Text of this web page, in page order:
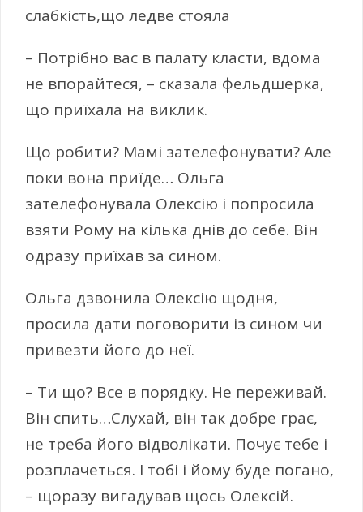
слабкість,що ледве стояла
– Потрібно вас в палату класти, вдома
не впорайтеся, – сказала фельдшерка,
що приїхала на виклик.
Що робити? Мамі зателефонувати? Але
поки вона приїде… Ольга
зателефонувала Олексію і попросила
взяти Рому на кілька днів до себе. Він
одразу приїхав за сином.
Ольга дзвонила Олексію щодня,
просила дати поговорити із сином чи
привезти його до неї.
– Ти що? Все в порядку. Не переживай.
Він спить…Слухай, він так добре грає,
не треба його відволікати. Почує тебе і
розплачеться. І тобі і йому буде погано,
– щоразу вигадував щось Олексій.